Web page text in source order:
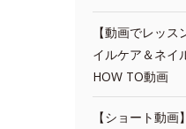
【動画でレッ
イルケア＆ネイ
HOW TO動画
【ショート動